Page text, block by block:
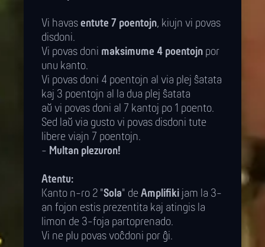
Vi havas entute 7 poentojn, kiujn vi povas
disdoni.
Vi povas doni maksimume 4 poentojn por
unu kanto.
Vi povas doni 4 poentojn al via plej ŝatata
kaj 3 poentojn al la dua plej ŝatata
aŭ vi povas doni al 7 kantoj po 1 poento.
Sed laŭ via gusto vi povas disdoni tute
libere viajn 7 poentojn.
- Multan plezuron!
Atentu:
Kanto n-ro 2 "Sola" de Amplifiki jam la 3-
an fojon estis prezentita kaj atingis la
limon de 3-foja partoprenado.
Vi ne plu povas voĉdoni por ĝi.